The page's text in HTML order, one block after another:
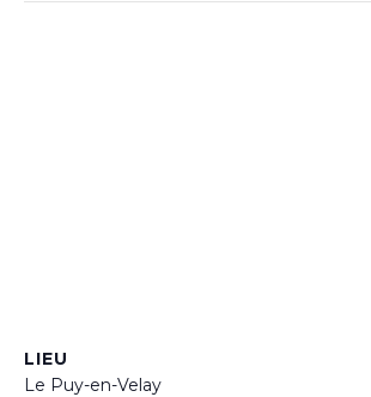
LIEU
Le Puy-en-Velay